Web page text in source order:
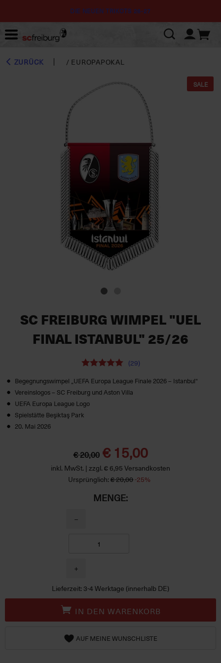
DIE NEUEN TRIKOTS 26-27
ZURÜCK / EUROPAPOKAL
SALE
SC FREIBURG WIMPEL "UEL
FINAL ISTANBUL" 25/26
(29)
Begegnungswimpel „UEFA Europa League Finale 2026 – Istanbul“
Vereinslogos – SC Freiburg und Aston Villa
UEFA Europa League Logo
Spielstätte Beşiktaş Park
20. Mai 2026
€ 20,00 € 15,00
inkl. MwSt. | zzgl. € 6,95 Versandkosten
Ursprünglich: € 20,00-25%
MENGE:
−
+
Lieferzeit: 3-4 Werktage (innerhalb DE)
IN DEN WARENKORB
AUF MEINE WUNSCHLISTE